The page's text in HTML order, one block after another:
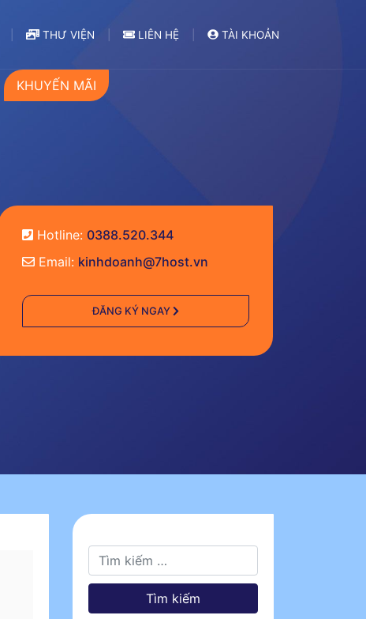
THƯ VIỆN LIÊN HỆ TÀI KHOẢN
KHUYẾN MÃI
Hotline: 0388.520.344
Email: kinhdoanh@7host.vn
ĐĂNG KÝ NGAY